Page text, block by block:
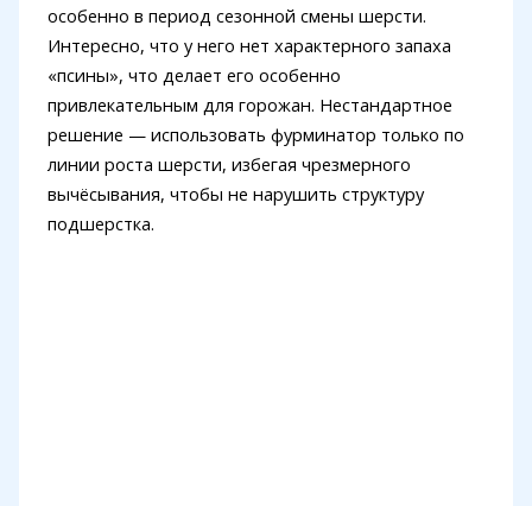
особенно в период сезонной смены шерсти.
Интересно, что у него нет характерного запаха
«псины», что делает его особенно
привлекательным для горожан. Нестандартное
решение — использовать фурминатор только по
линии роста шерсти, избегая чрезмерного
вычёсывания, чтобы не нарушить структуру
подшерстка.